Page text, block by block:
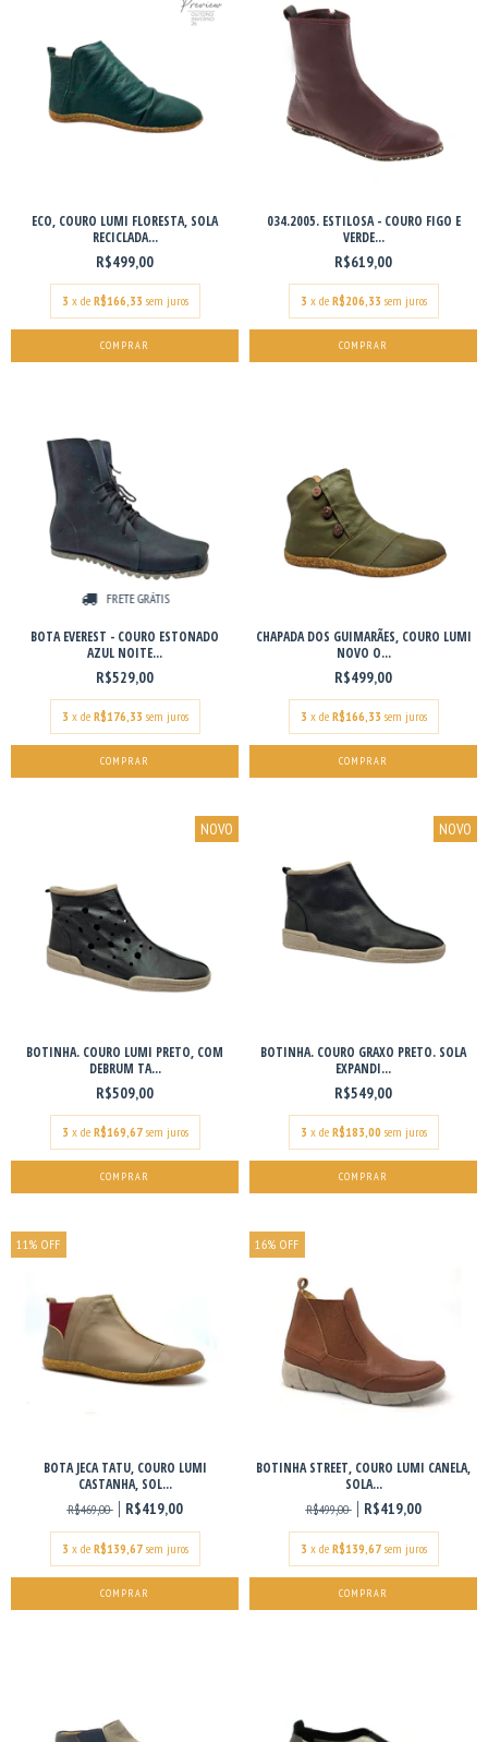
ECO, COURO LUMI FLORESTA, SOLA
RECICLADA...
R$499,00
3 x de R$166,33 sem juros
COMPRAR
034.2005. ESTILOSA - COURO FIGO E
VERDE...
R$619,00
3 x de R$206,33 sem juros
COMPRAR
FRETE GRÁTIS
BOTA EVEREST - COURO ESTONADO
AZUL NOITE...
R$529,00
3 x de R$176,33 sem juros
COMPRAR
CHAPADA DOS GUIMARÃES, COURO LUMI
NOVO O...
R$499,00
3 x de R$166,33 sem juros
COMPRAR
NOVO
BOTINHA. COURO LUMI PRETO, COM
DEBRUM TA...
R$509,00
3 x de R$169,67 sem juros
COMPRAR
NOVO
BOTINHA. COURO GRAXO PRETO. SOLA
EXPANDI...
R$549,00
3 x de R$183,00 sem juros
COMPRAR
11% OFF
BOTA JECA TATU, COURO LUMI
CASTANHA, SOL...
R$469,00 R$419,00
3 x de R$139,67 sem juros
16% OFF
BOTINHA STREET, COURO LUMI CANELA,
SOLA...
R$499,00 R$419,00
3 x de R$139,67 sem juros
COMPRAR